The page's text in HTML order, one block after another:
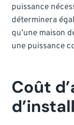
puissance
déterminera
qu’une maison
une puissance
Coût